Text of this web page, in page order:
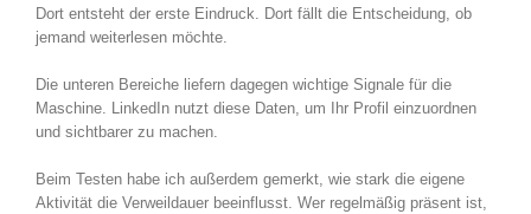
Dort entsteht der erste Eindruck. Dort fällt die Entscheidung, ob
jemand weiterlesen möchte.
Die unteren Bereiche liefern dagegen wichtige Signale für die
Maschine. LinkedIn nutzt diese Daten, um Ihr Profil einzuordnen
und sichtbarer zu machen.
Beim Testen habe ich außerdem gemerkt, wie stark die eigene
Aktivität die Verweildauer beeinflusst. Wer regelmäßig präsent ist,